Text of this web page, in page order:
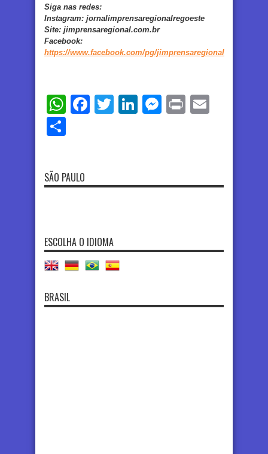
Siga nas redes:
Instagram: jornalimprensaregionalregoeste
Site: jimprensaregional.com.br
Facebook:
https://www.facebook.com/pg/jimprensaregional
WhatsApp
Facebook
TwitterLinkedIn
Messenger
Print
SÃO PAULO
ESCOLHA O IDIOMA
BRASIL